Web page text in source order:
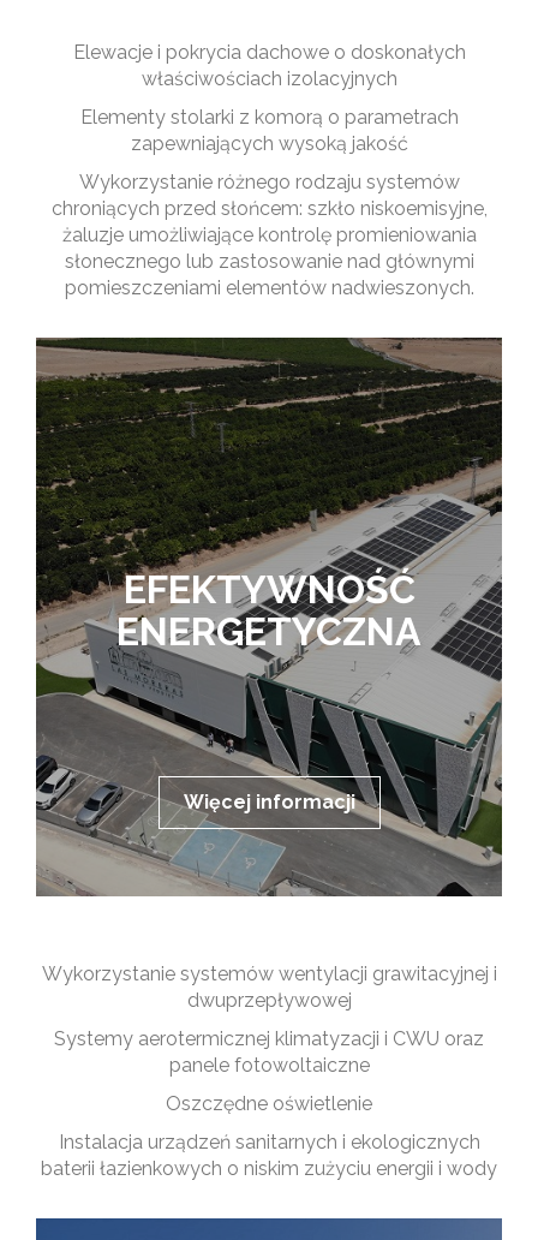
Elewacje i pokrycia dachowe o doskonałych
właściwościach izolacyjnych
Elementy stolarki z komorą o parametrach
zapewniających wysoką jakość
Wykorzystanie różnego rodzaju systemów
chroniących przed słońcem: szkło niskoemisyjne,
żaluzje umożliwiające kontrolę promieniowania
słonecznego lub zastosowanie nad głównymi
pomieszczeniami elementów nadwieszonych.
EFEKTYWNOŚĆ
ENERGETYCZNA
Więcej informacji
Wykorzystanie systemów wentylacji grawitacyjnej i
dwuprzepływowej
Systemy aerotermicznej klimatyzacji i CWU oraz
panele fotowoltaiczne
Oszczędne oświetlenie
Instalacja urządzeń sanitarnych i ekologicznych
baterii łazienkowych o niskim zużyciu energii i wody